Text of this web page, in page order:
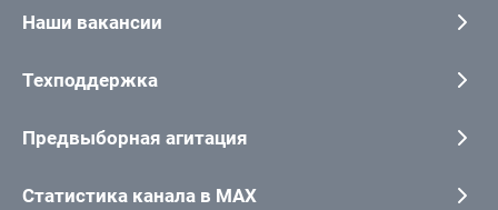
Наши вакансии
Техподдержка
Предвыборная агитация
Статистика канала в MAX